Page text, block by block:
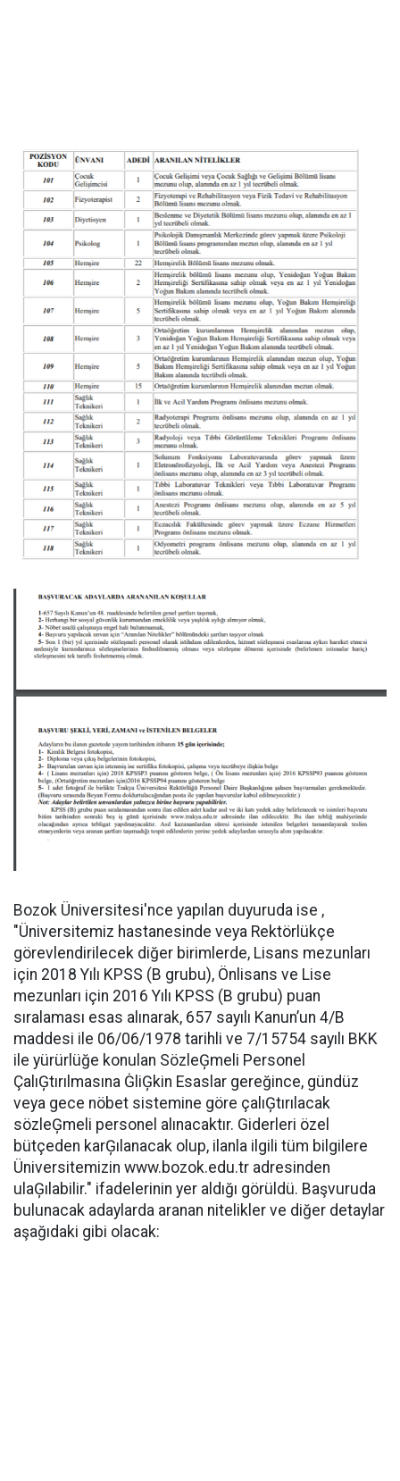
Bozok Üniversitesi'nce yapılan duyuruda ise ,
"Üniversitemiz hastanesinde veya Rektörlükçe
görevlendirilecek diğer birimlerde, Lisans mezunları
için 2018 Yılı KPSS (B grubu), Önlisans ve Lise
mezunları için 2016 Yılı KPSS (B grubu) puan
sıralaması esas alınarak, 657 sayılı Kanun’un 4/B
maddesi ile 06/06/1978 tarihli ve 7/15754 sayılı BKK
ile yürürlüğe konulan SözleĢmeli Personel
ÇalıĢtırılmasına ĠliĢkin Esaslar gereğince, gündüz
veya gece nöbet sistemine göre çalıĢtırılacak
sözleĢmeli personel alınacaktır. Giderleri özel
bütçeden karĢılanacak olup, ilanla ilgili tüm bilgilere
Üniversitemizin www.bozok.edu.tr adresinden
ulaĢılabilir." ifadelerinin yer aldığı görüldü. Başvuruda
bulunacak adaylarda aranan nitelikler ve diğer detaylar
aşağıdaki gibi olacak: